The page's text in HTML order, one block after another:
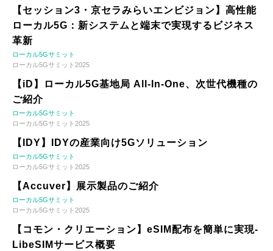
【セッション3・京セラみらいエンビジョン】高性能
ローカル5G：新システムと端末で実現するビジネス
革新
ローカル5Gサミット
ローカル5Gサミット2025
【iD】ローカル5G基地局 All-In-One、次世代機種の
ご紹介
ローカル5Gサミット
ローカル5Gサミット2025
【IDY】IDYの産業向け5Gソリューション
ローカル5Gサミット
ローカル5Gサミット2025
【Accuver】展示製品のご紹介
ローカル5Gサミット
ローカル5Gサミット2025
【コモン・クリエーション】eSIM配布を簡単に実現-
LibeSIMサービス概要